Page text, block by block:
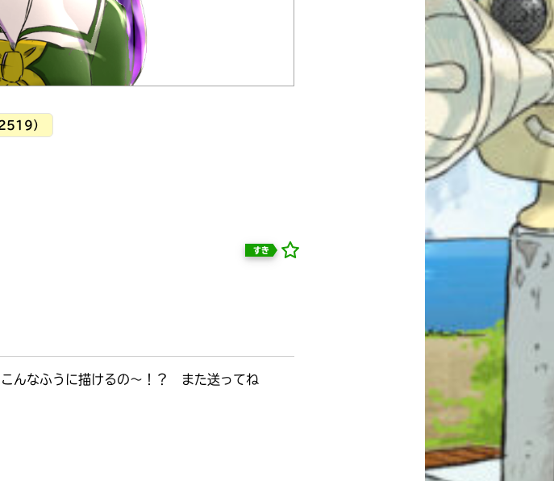
）
すき
んなふうに描けるの～！？ また送ってね